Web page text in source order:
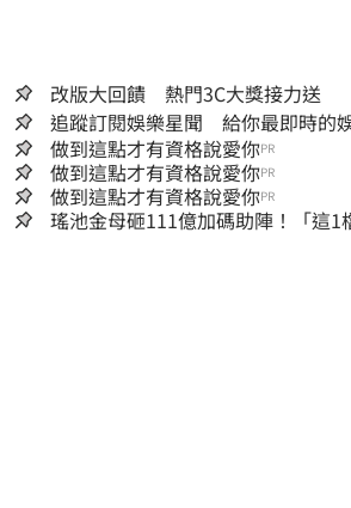
改版大回饋 熱門3C大獎接力送
追蹤訂閱娛樂星聞 給你最即時的
做到這點才有資格說愛你PR
做到這點才有資格說愛你PR
做到這點才有資格說愛你PR
瑤池金母砸111億加碼助陣！「這